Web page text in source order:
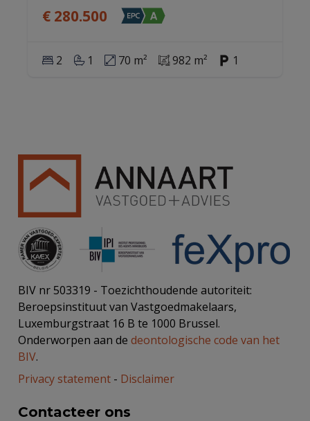
€ 280.500
2 1 70 m² 982 m² 1
BIV nr 503319 - Toezichthoudende autoriteit:
Beroepsinstituut van Vastgoedmakelaars,
Luxemburgstraat 16 B te 1000 Brussel.
Onderworpen aan de deontologische code van het
BIV.
Privacy statement - Disclaimer
Contacteer ons